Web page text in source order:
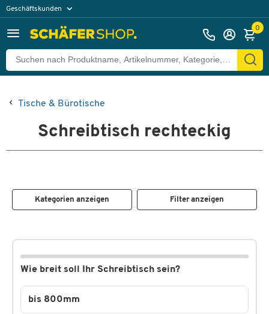
Geschäftskunden
0
Tische & Bürotische
Schreibtisch rechteckig
Kategorien anzeigen Filter anzeigen
Wie breit soll Ihr Schreibtisch sein?
bis 800mm